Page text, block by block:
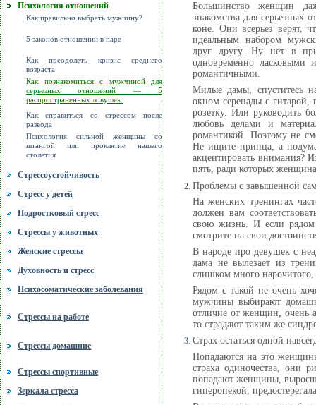
Психология отношений
Как правильно выбрать мужчину?
5 законов отношений в паре
Как преодолеть кризис среднего
возраста
Как познакомиться с мужчиной для
серьезных отношений — 5
распространенных ловушек.
Как справиться со стрессом после
развода
Психология сильной женщины со
штангой или проклятие нашего
столетия
Стрессоустойчивость
Стресс у детей
Подростковый стресс
Стрессы у животных
Женские стрессы
Духовность и стресс
Психосоматические заболевания
Стрессы на работе
Стрессы домашние
Стрессы спортивные
Зеркала стресса
Большинство женщин
знакомства для
коне. Они всерьез верят,
идеальным набором
друг другу. Ну нет в
одновременно ласковыми
романтичными.
Милые дамы, спуститесь
окном серенады с гитарой,
розетку. Или руководить
любовь делами и
романтикой. Поэтому не
Не ищите принца, а
акцентировать внимания?
пять, ради которых
Проблемы с завышенной
На женских тренингах
должен вам
свою жизнь. И если
смотрите на свои
В народе про девушек с
дама не вылезает из
слишком много нарочитого,
Рядом с такой не очень
мужчины выбирают
отличие от женщин, очень
то страдают таким же
Страх остаться одной
Попадаются на это
страха одиночества, они
попадают женщины,
гиперопекой,